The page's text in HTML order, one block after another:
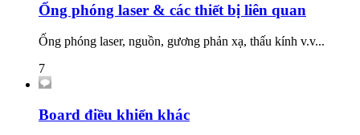
Ống phóng laser & các thiết bị liên quan
Ống phóng laser, nguồn, gương phản xạ, thấu kính v.v...
7
Board điều khiển khác